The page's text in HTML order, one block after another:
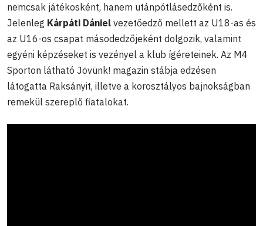
nemcsak játékosként, hanem utánpótlásedzőként is.
Jelenleg Kárpáti Dániel vezetőedző mellett az U18-as és
az U16-os csapat másodedzőjeként dolgozik, valamint
egyéni képzéseket is vezényel a klub ígéreteinek. Az M4
Sporton látható Jövünk! magazin stábja edzésen
látogatta Raksányit, illetve a korosztályos bajnokságban
remekül szereplő fiatalokat.